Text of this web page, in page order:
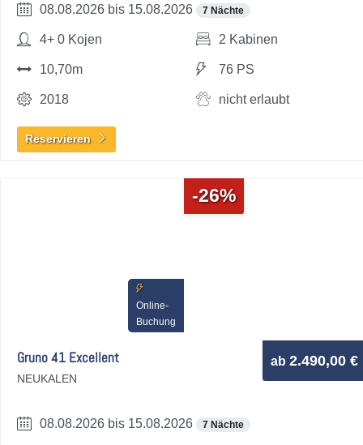
08.08.2026 bis 15.08.2026 7 Nächte
4+ 0 Kojen 2 Kabinen
10,70m 76 PS
2018 nicht erlaubt
Reservieren
-26%
Online-
Buchung
Gruno 41 Excellent
NEUKALEN
ab 2.490,00 €
08.08.2026 bis 15.08.2026 7 Nächte